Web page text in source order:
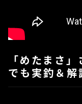
「めたまさ
でも実釣＆解